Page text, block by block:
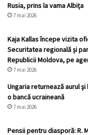
Rusia, prins la vama Albița
7 mai 2026
Kaja Kallas începe vizita
Securitatea regională și
Republicii Moldova, pe
7 mai 2026
Ungaria returnează aurul
o bancă ucraineană
7 mai 2026
Pensii pentru diasporă: R.